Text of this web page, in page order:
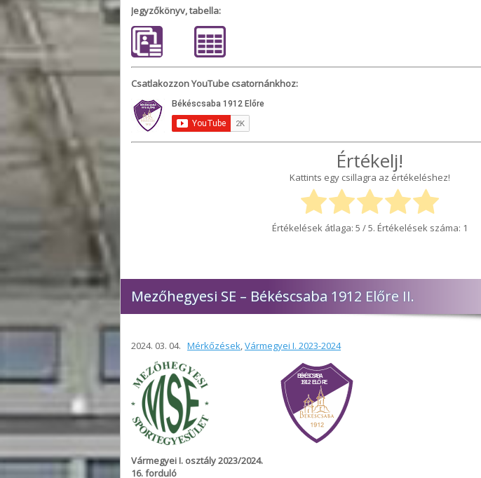
Jegyzőkönyv, tabella:
Csatlakozzon YouTube csatornánkhoz:
Értékelj!
Kattints egy csillagra az értékeléshez!
Értékelések átlaga: 5 / 5. Értékelések száma: 1
Mezőhegyesi SE – Békéscsaba 1912 Előre II.
2024. 03. 04. Mérkőzések,Vármegyei I. 2023-2024
Vármegyei I. osztály 2023/2024.
16. forduló